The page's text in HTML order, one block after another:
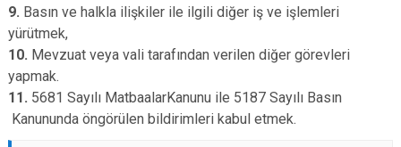
9. Basın ve halkla ilişkiler ile ilgili diğer iş ve işlemleri
yürütmek,
10. Mevzuat veya vali tarafından verilen diğer görevleri
yapmak.
11. 5681 Sayılı MatbaalarKanunu ile 5187 Sayılı Basın
Kanununda öngörülen bildirimleri kabul etmek.